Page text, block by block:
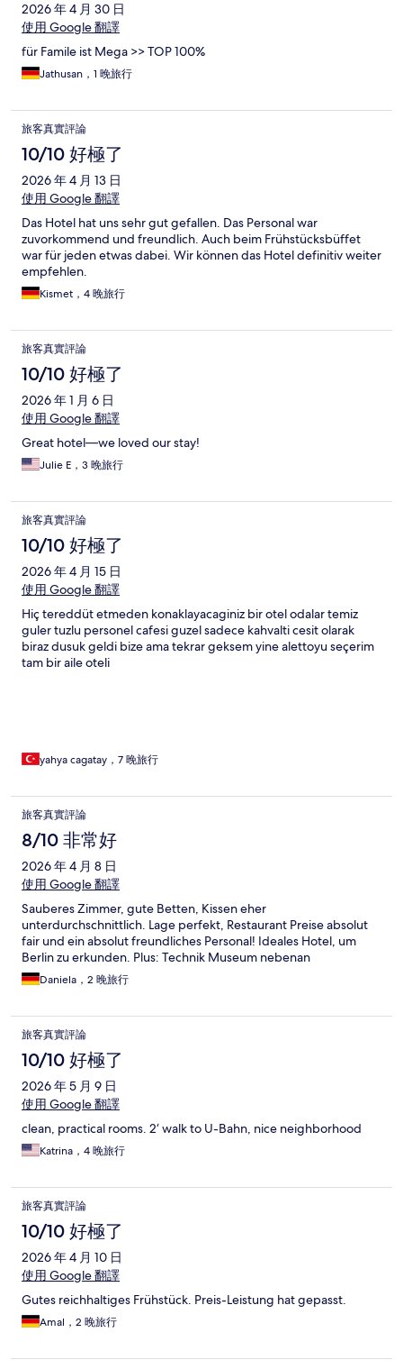
2026 年 4 月 30 日
使用 Google 翻譯
für Famile ist Mega >> TOP 100%
Jathusan，1 晚旅行
旅客真實評論
10/10 好極了
2026 年 4 月 13 日
使用 Google 翻譯
Das Hotel hat uns sehr gut gefallen. Das Personal war
zuvorkommend und freundlich. Auch beim Frühstücksbüffet
war für jeden etwas dabei. Wir können das Hotel definitiv weiter
empfehlen.
Kismet，4 晚旅行
旅客真實評論
10/10 好極了
2026 年 1 月 6 日
使用 Google 翻譯
Great hotel—we loved our stay!
Julie E，3 晚旅行
旅客真實評論
10/10 好極了
2026 年 4 月 15 日
使用 Google 翻譯
Hiç tereddüt etmeden konaklayacaginiz bir otel odalar temiz
guler tuzlu personel cafesi guzel sadece kahvalti cesit olarak
biraz dusuk geldi bize ama tekrar geksem yine alettoyu seçerim
tam bir aile oteli
yahya cagatay，7 晚旅行
旅客真實評論
8/10 非常好
2026 年 4 月 8 日
使用 Google 翻譯
Sauberes Zimmer, gute Betten, Kissen eher
unterdurchschnittlich. Lage perfekt, Restaurant Preise absolut
fair und ein absolut freundliches Personal! Ideales Hotel, um
Berlin zu erkunden. Plus: Technik Museum nebenan
Daniela，2 晚旅行
旅客真實評論
10/10 好極了
2026 年 5 月 9 日
使用 Google 翻譯
clean, practical rooms. 2‘ walk to U-Bahn, nice neighborhood
Katrina，4 晚旅行
旅客真實評論
10/10 好極了
2026 年 4 月 10 日
使用 Google 翻譯
Gutes reichhaltiges Frühstück. Preis-Leistung hat gepasst.
Amal，2 晚旅行